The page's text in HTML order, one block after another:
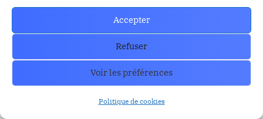
Accepter
Refuser
Voir les préférences
Politique de cookies
ARCHIVE
How can we help you?
Contact our support team if you need